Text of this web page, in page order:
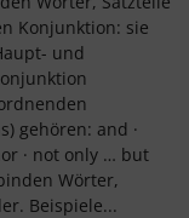
Konjunktion: sie
und
gehören: and ·
· not only … but
Wörter,
Beispiele...